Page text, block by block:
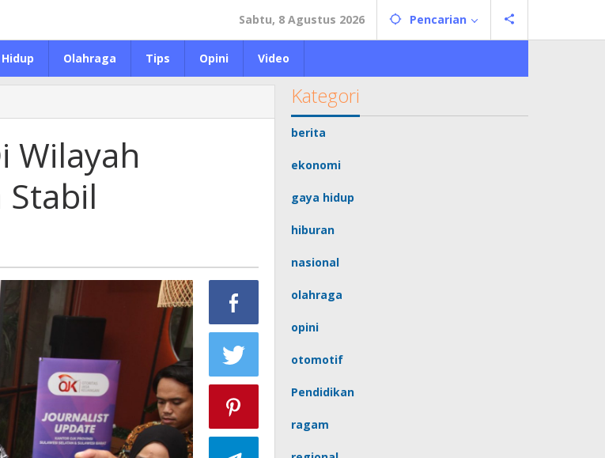
Sabtu, 8 Agustus 2026 Pencarian
Olahraga Tips Opini Video
Wilayah
Kategori
berita
ekonomi
gaya hidup
hiburan
nasional
olahraga
opini
otomotif
Pendidikan
ragam